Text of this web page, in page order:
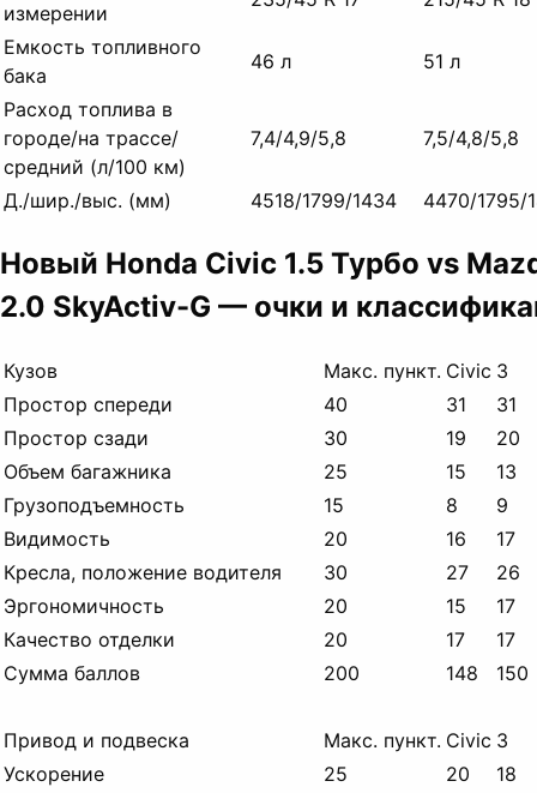
измерении
Емкость топливного
бака
46 л
51 л
Расход топлива в
городе/на трассе/
средний (л/100 км)
7,4/4,9/5,8 7,5/4,8/5,8
Д./шир./выс. (мм) 4518/1799/1434 4470/1795/
Новый Honda Civic 1.5 Турбо vs
2.0 SkyActiv-G — очки и
Кузов Макс. пункт. Civic 3
Простор спереди
40 31
31
Простор сзади
30 19
20
Объем багажника
25 15
13
Грузоподъемность
15 8
9
Видимость
20 16
17
Кресла, положение водителя
30 27
26
Эргономичность
20 15
17
Качество отделки
20 17
17
Сумма баллов
200 148 150
Привод и подвеска Макс. пункт. Civic 3
Ускорение
25 20
18